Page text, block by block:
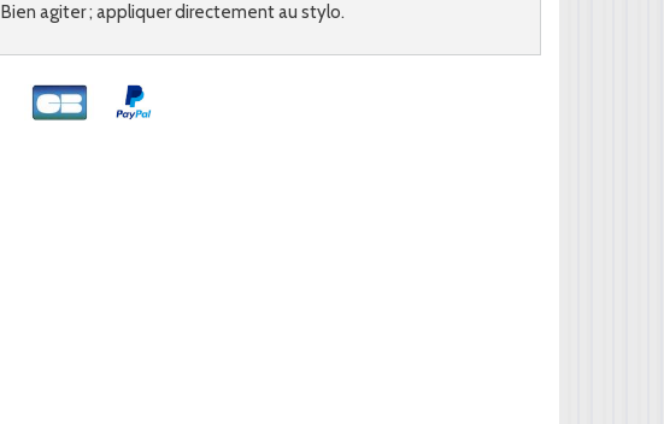
Bien agiter ; appliquer directement au stylo.